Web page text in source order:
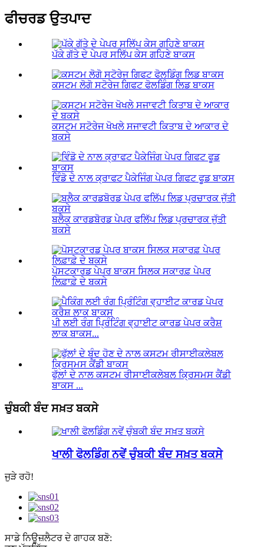
ਫੀਚਰਡ ਉਤਪਾਦ
ਪੱਕੇ ਗੱਤੇ ਦੇ ਪੇਪਰ ਸਲਿੱਪ ਕੇਸ ਗਹਿਣੇ ਬਾਕਸ
ਕਸਟਮ ਲੋਗੋ ਸਟੋਰੇਜ ਗਿਫਟ ਫੋਲਡਿੰਗ ਲਿਡ ਬਾਕਸ
ਕਸਟਮ ਸਟੋਰੇਜ ਖੋਖਲੇ ਸਜਾਵਟੀ ਕਿਤਾਬ ਦੇ ਆਕਾਰ ਦੇ
ਬਕਸੇ
ਵਿੰਡੋ ਦੇ ਨਾਲ ਕ੍ਰਾਫਟ ਪੈਕੇਜਿੰਗ ਪੇਪਰ ਗਿਫਟ ਫੂਡ ਬਾਕਸ
ਬਲੈਕ ਕਾਰਡਬੋਰਡ ਪੇਪਰ ਫਲਿੱਪ ਲਿਡ ਪ੍ਰਚਾਰਕ ਜੁੱਤੀ
ਬਕਸੇ
ਪੋਸਟਕਾਰਡ ਪੇਪਰ ਬਾਕਸ ਸਿਲਕ ਸਕਾਰਫ਼ ਪੇਪਰ
ਲਿਫ਼ਾਫ਼ੇ ਦੇ ਬਕਸੇ
ਪੀ ਲਈ ਰੰਗ ਪ੍ਰਿੰਟਿੰਗ ਵ੍ਹਾਈਟ ਕਾਰਡ ਪੇਪਰ ਕਰੈਸ਼
ਲਾਕ ਬਾਕਸ...
ਫੁੱਲਾਂ ਦੇ ਨਾਲ ਕਸਟਮ ਰੀਸਾਈਕਲੇਬਲ ਕ੍ਰਿਸਮਸ ਕੈਂਡੀ
ਬਾਕਸ ...
ਚੁੰਬਕੀ ਬੰਦ ਸਖ਼ਤ ਬਕਸੇ
ਖਾਲੀ ਫੋਲਡਿੰਗ ਨਵੇਂ ਚੁੰਬਕੀ ਬੰਦ ਸਖ਼ਤ ਬਕਸੇ
ਜੁੜੇ ਰਹੋ!
ਸਾਡੇ ਨਿਊਜ਼ਲੈਟਰ ਦੇ ਗਾਹਕ ਬਣੋ: